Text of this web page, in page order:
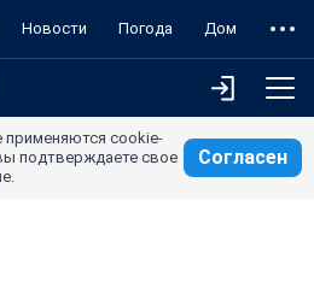
Новости Погода Дом
применяются cookie-
подтверждаете свое
Согласен